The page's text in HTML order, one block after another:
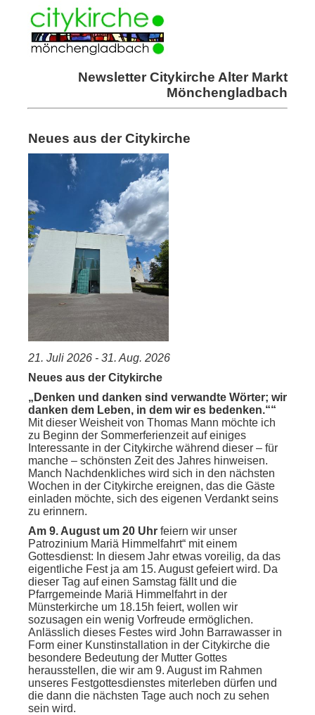
Newsletter Citykirche Alter Markt
Mönchengladbach
Neues aus der Citykirche
21. Juli 2026 - 31. Aug. 2026
Neues aus der Citykirche
„Denken und danken sind verwandte Wörter; wir
danken dem Leben, in dem wir es bedenken.““
Mit dieser Weisheit von Thomas Mann möchte ich
zu Beginn der Sommerferienzeit auf einiges
Interessante in der Citykirche während dieser – für
manche – schönsten Zeit des Jahres hinweisen.
Manch Nachdenkliches wird sich in den nächsten
Wochen in der Citykirche ereignen, das die Gäste
einladen möchte, sich des eigenen Verdankt seins
zu erinnern.
Am 9. August um 20 Uhr feiern wir unser
Patrozinium Mariä Himmelfahrt“ mit einem
Gottesdienst: In diesem Jahr etwas voreilig, da das
eigentliche Fest ja am 15. August gefeiert wird. Da
dieser Tag auf einen Samstag fällt und die
Pfarrgemeinde Mariä Himmelfahrt in der
Münsterkirche um 18.15h feiert, wollen wir
sozusagen ein wenig Vorfreude ermöglichen.
Anlässlich dieses Festes wird John Barrawasser in
Form einer Kunstinstallation in der Citykirche die
besondere Bedeutung der Mutter Gottes
herausstellen, die wir am 9. August im Rahmen
unseres Festgottesdienstes miterleben dürfen und
die dann die nächsten Tage auch noch zu sehen
sein wird.